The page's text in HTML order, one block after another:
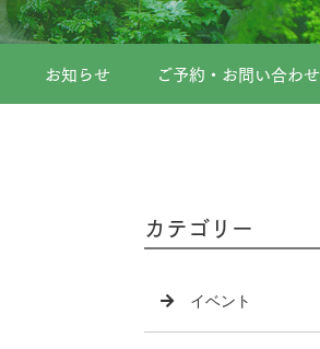
お知らせ ご予約・お問い合わせ
カテゴリー
イベント